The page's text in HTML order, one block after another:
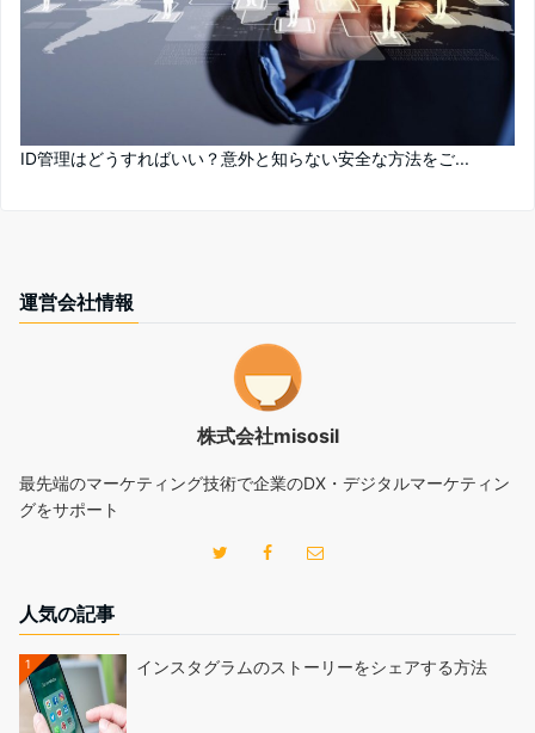
ID管理はどうすればいい？意外と知らない安全な方法をご...
運営会社情報
株式会社misosil
最先端のマーケティング技術で企業のDX・デジタルマーケティン
グをサポート
人気の記事
1 インスタグラムのストーリーをシェアする方法